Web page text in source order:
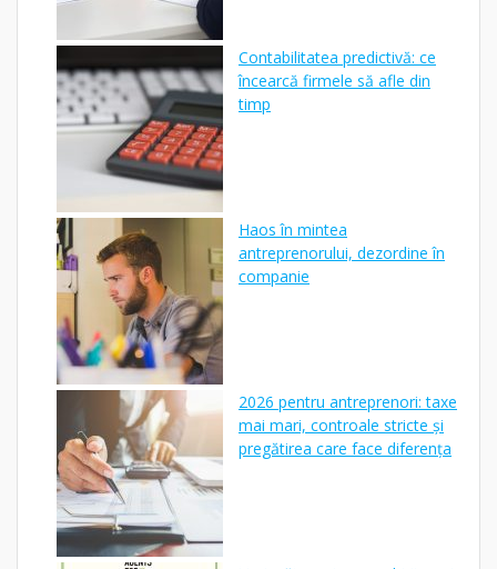
Contabilitatea predictivă: ce
încearcă firmele să afle din
timp
Haos în mintea
antreprenorului, dezordine în
companie
2026 pentru antreprenori: taxe
mai mari, controale stricte și
pregătirea care face diferența